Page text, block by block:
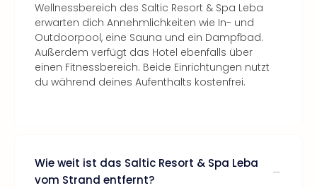
Wellnessbereich des Saltic Resort & Spa Leba
erwarten dich Annehmlichkeiten wie In- und
Outdoorpool, eine Sauna und ein Dampfbad.
Außerdem verfügt das Hotel ebenfalls über
einen Fitnessbereich. Beide Einrichtungen nutzt
du während deines Aufenthalts kostenfrei.
Wie weit ist das Saltic Resort & Spa Leba
vom Strand entfernt?